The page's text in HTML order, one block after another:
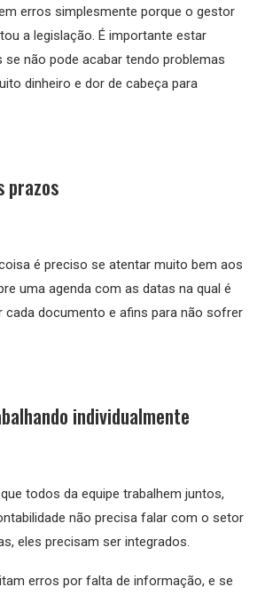
erros simplesmente porque o gestor
a legislação. É importante estar
se não pode acabar tendo problemas
dinheiro e dor de cabeça para
prazos
é preciso se atentar muito bem aos
uma agenda com as datas na qual é
cada documento e afins para não sofrer
individualmente
todos da equipe trabalhem juntos,
não precisa falar com o setor
eles precisam ser integrados.
erros por falta de informação, e se